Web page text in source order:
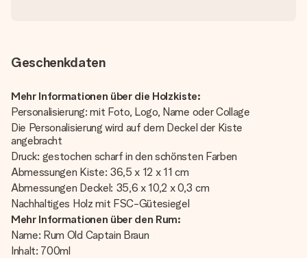
Geschenkdaten
Mehr Informationen über die Holzkiste:
Personalisierung: mit Foto, Logo, Name oder Collage
Die Personalisierung wird auf dem Deckel der Kiste
angebracht
Druck: gestochen scharf in den schönsten Farben
Abmessungen Kiste: 36,5 x 12 x 11 cm
Abmessungen Deckel: 35,6 x 10,2 x 0,3 cm
Nachhaltiges Holz mit FSC-Gütesiegel
Mehr Informationen über den Rum:
Name: Rum Old Captain Braun
Inhalt: 700ml